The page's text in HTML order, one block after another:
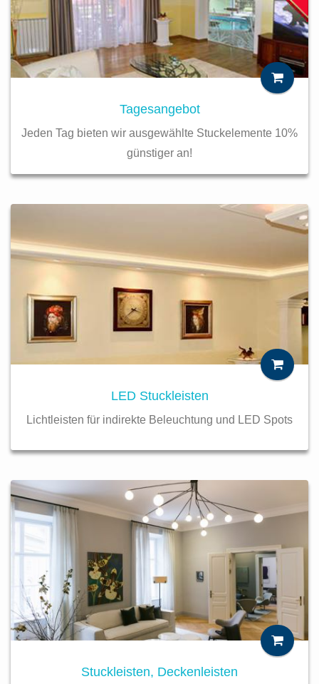
Tagesangebot
Jeden Tag bieten wir ausgewählte Stuckelemente 10%
günstiger an!
LED Stuckleisten
Lichtleisten für indirekte Beleuchtung und LED Spots
Stuckleisten, Deckenleisten